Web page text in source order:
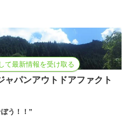
て最新情報を受け取る
ャパンアウトドアファクト
う！！”